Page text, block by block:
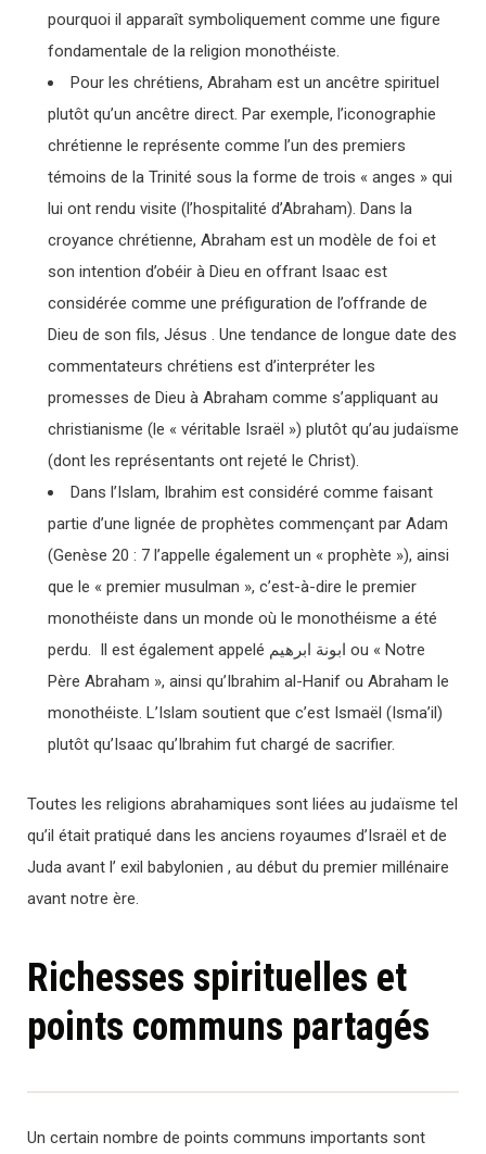
pourquoi il apparaît symboliquement comme une figure
fondamentale de la religion monothéiste.
Pour les chrétiens, Abraham est un ancêtre spirituel
plutôt qu’un ancêtre direct. Par exemple, l’iconographie
chrétienne le représente comme l’un des premiers
témoins de la Trinité sous la forme de trois « anges » qui
lui ont rendu visite (l’hospitalité d’Abraham). Dans la
croyance chrétienne, Abraham est un modèle de foi et
son intention d’obéir à Dieu en offrant Isaac est
considérée comme une préfiguration de l’offrande de
Dieu de son fils, Jésus . Une tendance de longue date des
commentateurs chrétiens est d’interpréter les
promesses de Dieu à Abraham comme s’appliquant au
christianisme (le « véritable Israël ») plutôt qu’au judaïsme
(dont les représentants ont rejeté le Christ).
Dans l’Islam, Ibrahim est considéré comme faisant
partie d’une lignée de prophètes commençant par Adam
(Genèse 20 : 7 l’appelle également un « prophète »), ainsi
que le « premier musulman », c’est-à-dire le premier
monothéiste dans un monde où le monothéisme a été
perdu. Il est également appelé ابونة ابرهيم ou « Notre
Père Abraham », ainsi qu’Ibrahim al-Hanif ou Abraham le
monothéiste. L’Islam soutient que c’est Ismaël (Isma’il)
plutôt qu’Isaac qu’Ibrahim fut chargé de sacrifier.
Toutes les religions abrahamiques sont liées au judaïsme tel
qu’il était pratiqué dans les anciens royaumes d’Israël et de
Juda avant l’ exil babylonien , au début du premier millénaire
avant notre ère.
Richesses spirituelles et
points communs partagés
Un certain nombre de points communs importants sont